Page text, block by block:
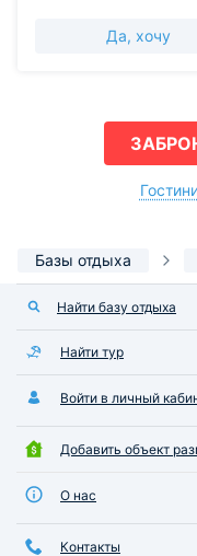
Да, хочу
Базы отдыха
Найти базу отдыха
Найти тур
Войти в личный
Добавить объект
О нас
Контакты